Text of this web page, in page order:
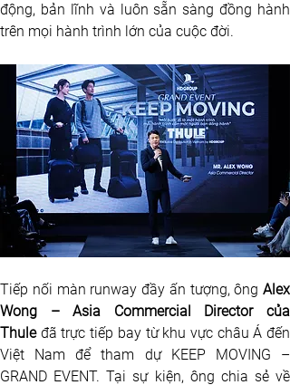
động, bản lĩnh và luôn sẵn sàng đồng hành
trên mọi hành trình lớn của cuộc đời.
Tiếp nối màn runway đầy ấn tượng, ông Alex
Wong – Asia Commercial Director của
Thule đã trực tiếp bay từ khu vực châu Á đến
Việt Nam để tham dự KEEP MOVING –
GRAND EVENT. Tại sự kiện, ông chia sẻ về